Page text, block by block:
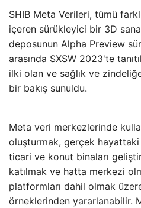
SHIB Meta Verileri, tümü
içeren sürükleyici bir 3D
deposunun Alpha Preview
arasında SXSW 2023'te
ilki olan ve sağlık ve
bir bakış sunuldu.
Meta veri merkezlerinde
oluşturmak, gerçek
ticari ve konut binaları
katılmak ve hatta merkezi
platformları dahil olmak
örneklerinden yararlanabilir.